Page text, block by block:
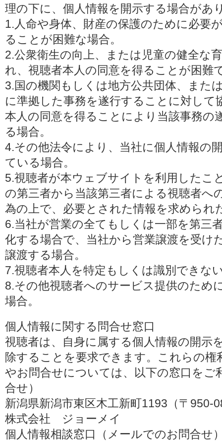
理の下に、個人情報を開示する場合があ
1.人命や身体、財産の保護のために必要
ることが困難な場合。
2.公衆衛生の向上、または児童の健全な
れ、視聴者本人の同意を得ることが困難
3.国の機関もしくは地方公共団体、また
に準拠した事務を遂行することに対して
本人の同意を得ることにより当該事務の
る場合。
4.その他法令により、当社に個人情報の
ている場合。
5.視聴者が本ウェブサイトを利用したこ
の第三者から当該第三者による視聴者へ
為の上で、必要とされた情報を求められ
6.当社が営業の全てもしくは一部を第三
化する場合で、当社から営業譲渡を受け
譲渡する場合。
7.視聴者本人を特定もしくは識別できな
8.その他視聴者へのサービス提供のため
場合。
個人情報に関する問合せ窓口
視聴者は、自身に属する個人情報の開示
除することを要求できます。これらの権
やお問合せについては、以下の窓口をご
合せ）
新潟県新潟市東区木工新町1193（〒950-
株式会社 ジョーメイ
個人情報相談窓口（メールでのお問合せ